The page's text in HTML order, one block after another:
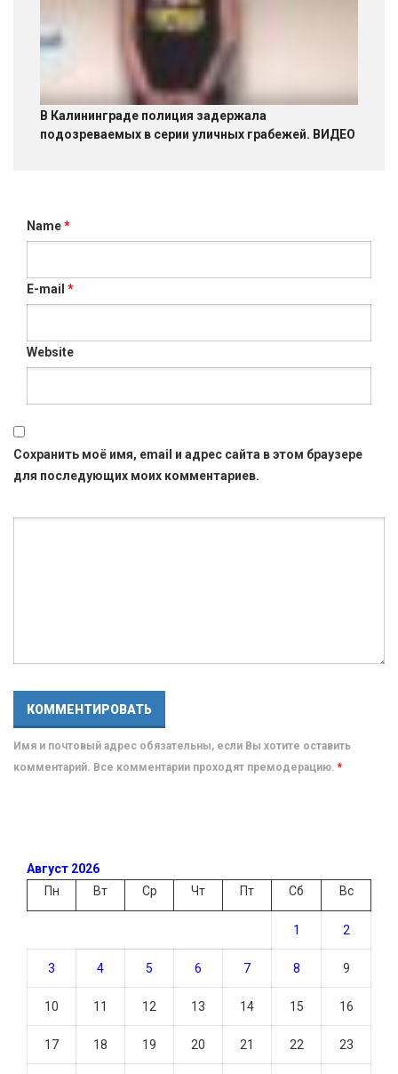
В Калининграде полиция задержала
подозреваемых в серии уличных грабежей. ВИДЕО
Name*
E-mail *
Website
Сохранить моё имя, email и адрес сайта в этом браузере
для последующих моих комментариев.
Имя и почтовый адрес обязательны, если Вы хотите оставить
комментарий. Все комментарии проходят премодерацию. *
Август 2026
Пн
Вт Ср Чт Пт Сб Вс
1 2
3 4 5 6 7 8 9
10 11 12 13 14 15 16
17 18 19 20 21 22 23